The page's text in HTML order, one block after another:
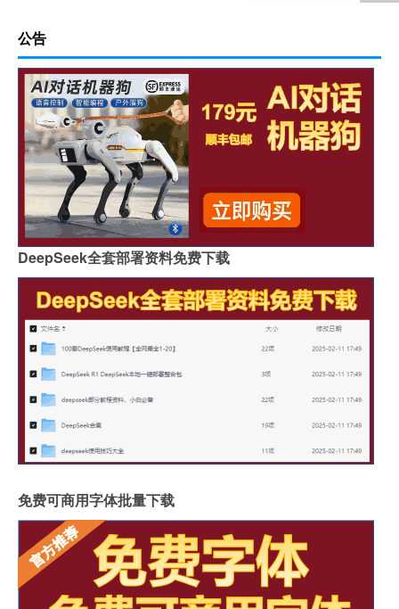
公告
DeepSeek全套部署资料免费下载
免费可商用字体批量下载